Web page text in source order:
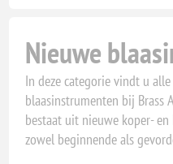
Nieuwe
In deze categorie vindt u
blaasinstrumenten bij Brass
bestaat uit nieuwe koper-
zowel beginnende als